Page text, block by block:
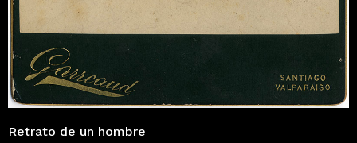
Retrato de un hombre